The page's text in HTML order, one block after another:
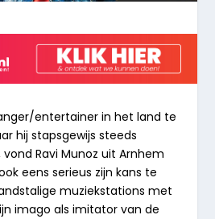
entertainer in het land te
hij stapsgewijs steeds
Ravi Munoz uit Arnhem
eens serieus zijn kans te
muziekstations met
imago als imitator van de